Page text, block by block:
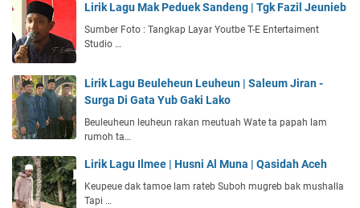
Lirik Lagu Mak Peduek Sandeng | Tgk Fazil Jeunieb
Sumber Foto : Tangkap Layar Youtbe T-E Entertaiment
Studio …
Lirik Lagu Beuleheun Leuheun | Saleum Jiran -
Surga Di Gata Yub Gaki Lako
Beuleuheun leuheun rakan meutuah Wate ta papah lam
rumoh ta…
Lirik Lagu Ilmee | Husni Al Muna | Qasidah Aceh
Keupeue dak tamoe lam rateb Suboh mugreb bak mushalla
Tapi …